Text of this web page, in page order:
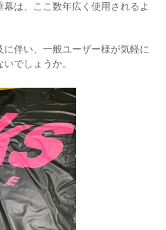
は、ここ数年広く使用されるよ
伴い、一般ユーザー様が気軽に
でしょうか。